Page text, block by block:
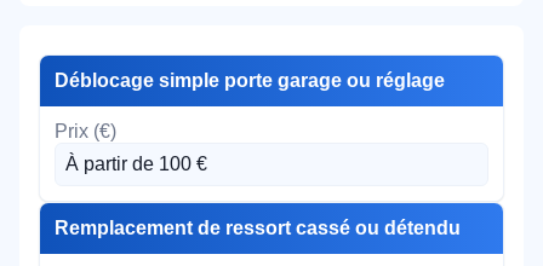
Déblocage simple porte garage ou réglage
À partir de 100 €
Remplacement de ressort cassé ou détendu